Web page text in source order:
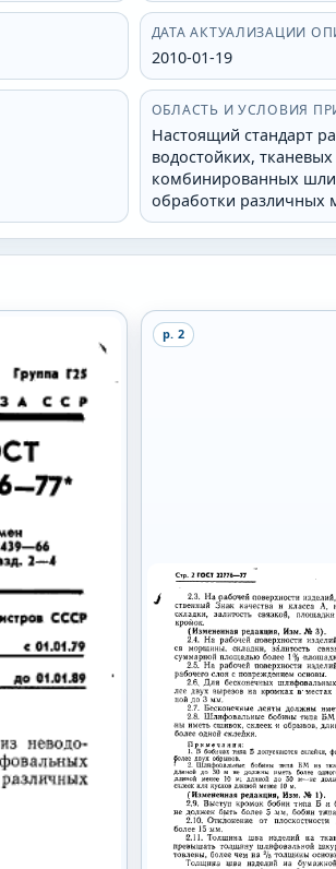
ДАТА АКТУАЛИЗАЦИИ
2010-01-19
ОБЛАСТЬ И УСЛОВИЯ
Настоящий стандарт
водостойких,
комбинированных
обработки различных
p. 2